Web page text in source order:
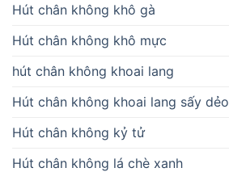
Hút chân không khô gà
Hút chân không khô mực
hút chân không khoai lang
Hút chân không khoai lang sấy dẻo
Hút chân không kỷ tử
Hút chân không lá chè xanh